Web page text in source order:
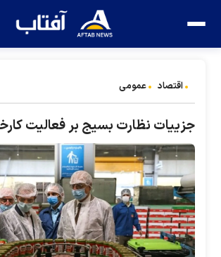
اقتصاد عمومی
جزییات نظارت بسیج بر فعالیت